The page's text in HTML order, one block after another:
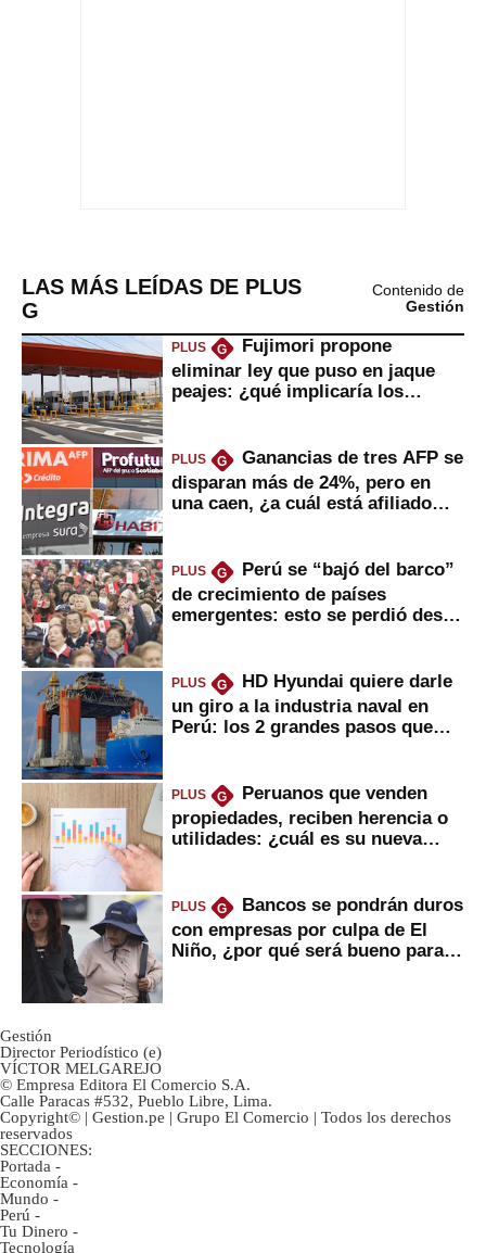
LAS MÁS LEÍDAS DE PLUS
G
Contenido de
Gestión
PLUS G
Fujimori propone
eliminar ley que puso en jaque
peajes: ¿qué implicaría los
PLUS G
Ganancias de tres AFP se
disparan más de 24%, pero en
una caen, ¿a cuál está afiliado
PLUS G
Perú se “bajó del barco”
de crecimiento de países
emergentes: esto se perdió desde
PLUS G
HD Hyundai quiere darle
un giro a la industria naval en
Perú: los 2 grandes pasos que
PLUS G
Peruanos que venden
propiedades, reciben herencia o
utilidades: ¿cuál es su nueva
PLUS G
Bancos se pondrán duros
con empresas por culpa de El
Niño, ¿por qué será bueno para
Gestión
Director Periodístico (e)
VÍCTOR MELGAREJO
© Empresa Editora El Comercio S.A.
Calle Paracas #532, Pueblo Libre, Lima.
Copyright© | Gestion.pe | Grupo El Comercio | Todos los derechos
reservados
SECCIONES:
Portada -
Economía -
Mundo -
Perú -
Tu Dinero -
Tecnología